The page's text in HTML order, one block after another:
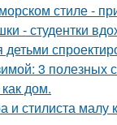
стиле -
- студентки
3 полезных
дом.
и стилиста